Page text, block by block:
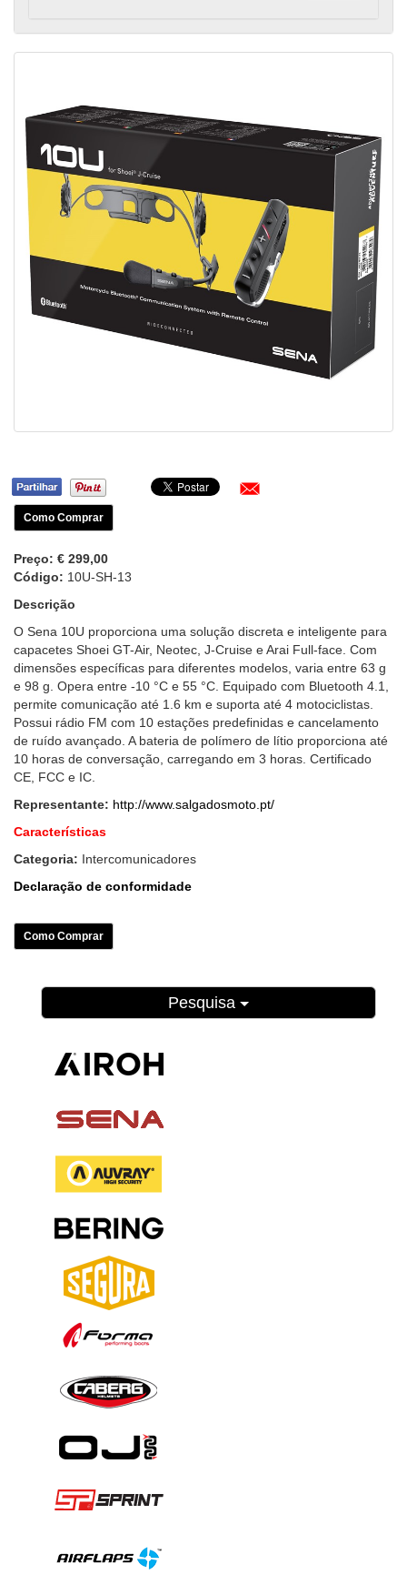
Como Comprar
Preço: € 299,00
Código: 10U-SH-13
Descrição
O Sena 10U proporciona uma solução discreta e inteligente para
capacetes Shoei GT-Air, Neotec, J-Cruise e Arai Full-face. Com
dimensões específicas para diferentes modelos, varia entre 63 g
e 98 g. Opera entre -10 °C e 55 °C. Equipado com Bluetooth 4.1,
permite comunicação até 1.6 km e suporta até 4 motociclistas.
Possui rádio FM com 10 estações predefinidas e cancelamento
de ruído avançado. A bateria de polímero de lítio proporciona até
10 horas de conversação, carregando em 3 horas. Certificado
CE, FCC e IC.
Representante: http://www.salgadosmoto.pt/
Características
Categoria: Intercomunicadores
Declaração de conformidade
Como Comprar
Pesquisa